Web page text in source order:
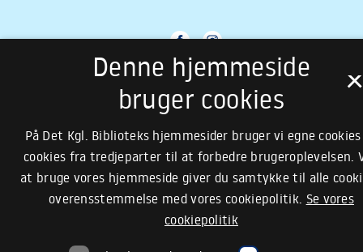
×
Denne hjemmeside
bruger cookies
På Det Kgl. Biblioteks hjemmesider bruger vi egne cookies
cookies fra tredjeparter til at forbedre brugeroplevelsen.
at bruge vores hjemmeside giver du samtykke til alle
overensstemmelse med vores cookiepolitik. Se vores
cookiepolitik